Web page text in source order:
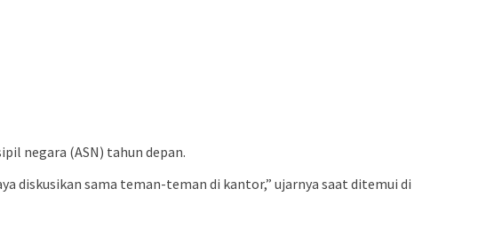
negara (ASN) tahun depan.
diskusikan sama teman-teman di kantor,” ujarnya saat ditemui di